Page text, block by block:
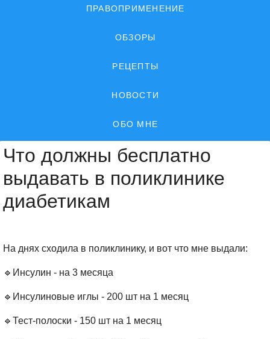
ПРАВОПРИМЕНЕНИЕ
ОБЗОРЫ
РЕЦЕПТЫ
НОВОСТИ
ОБО МНЕ
Что должны бесплатно
выдавать в поликлинике
диабетикам
На днях сходила в поликлинику, и вот что мне выдали:
🔹️Инсулин - на 3 месяца
🔹️Инсулиновые иглы - 200 шт на 1 месяц
🔹️Тест-полоски - 150 шт на 1 месяц